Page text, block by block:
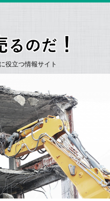
役立つ情報サイト